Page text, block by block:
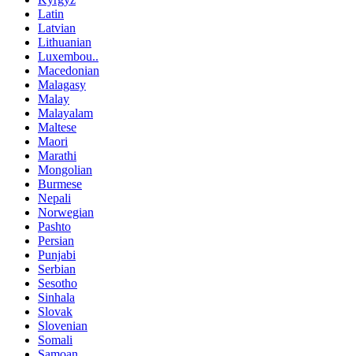
Latin
Latvian
Lithuanian
Luxembou..
Macedonian
Malagasy
Malay
Malayalam
Maltese
Maori
Marathi
Mongolian
Burmese
Nepali
Norwegian
Pashto
Persian
Punjabi
Serbian
Sesotho
Sinhala
Slovak
Slovenian
Somali